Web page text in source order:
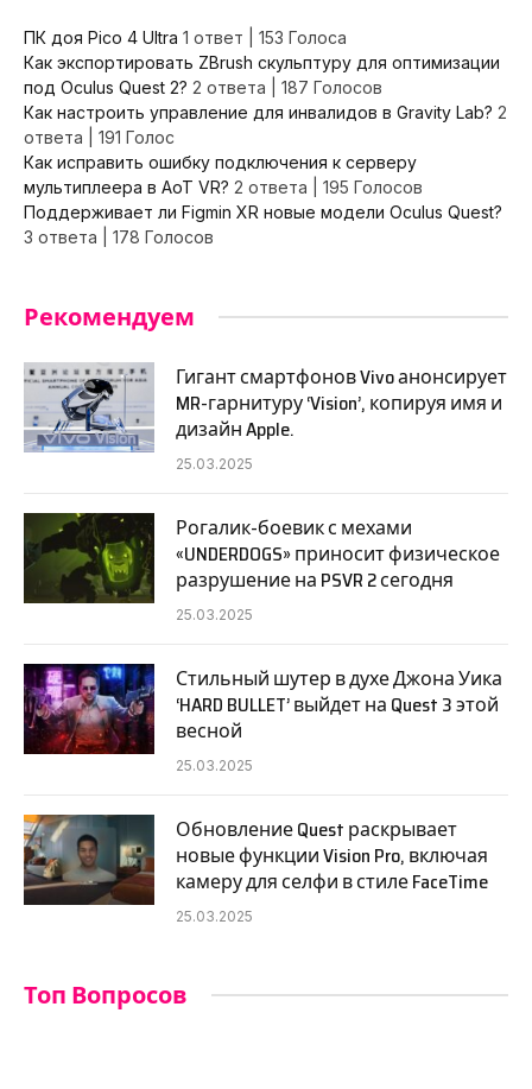
ПК доя Pico 4 Ultra 1 ответ
153 Голоса
Как экспортировать ZBrush скульптуру для оптимизации
под Oculus Quest 2? 2 ответа
187 Голосов
Как настроить управление для инвалидов в Gravity Lab? 2
ответа
191 Голос
Как исправить ошибку подключения к серверу
мультиплеера в AoT VR? 2 ответа
195 Голосов
Поддерживает ли Figmin XR новые модели Oculus Quest?
3 ответа
178 Голосов
Рекомендуем
Гигант смартфонов Vivo анонсирует
MR-гарнитуру ‘Vision’, копируя имя и
дизайн Apple.
25.03.2025
Рогалик-боевик с мехами
«UNDERDOGS» приносит физическое
разрушение на PSVR 2 сегодня
25.03.2025
Стильный шутер в духе Джона Уика
‘HARD BULLET’ выйдет на Quest 3 этой
весной
25.03.2025
Обновление Quest раскрывает
новые функции Vision Pro, включая
камеру для селфи в стиле FaceTime
25.03.2025
Топ Вопросов